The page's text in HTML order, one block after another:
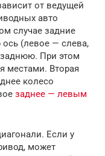
от ведущей
авто
случае задние
(левое — слева,
При этом
местами. Вторая
колесо
заднее — левым
Если у
может